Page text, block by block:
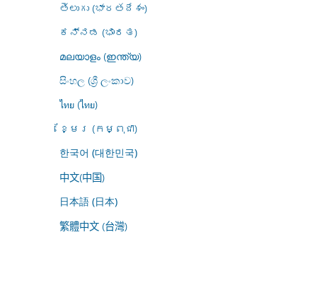
తెలుగు (భారతదేశం)
ಕನ್ನಡ (ಭಾರತ)
മലയാളം (ഇന്ത്യ)
සිංහල (ශ්‍රී ලංකාව)
ไทย (ไทย)
ខ្មែរ (កម្ពុជា)
한국어 (대한민국)
中文(中国)
日本語 (日本)
繁體中文 (台灣)